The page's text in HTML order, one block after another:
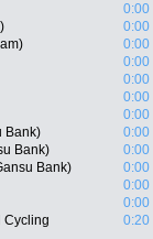
0:00
0:00
0:00
0:00
0:00
0:00
0:00
Bank)
0:00
Bank)
0:00
Bank)
0:00
0:00
0:00
Cycling
0:20